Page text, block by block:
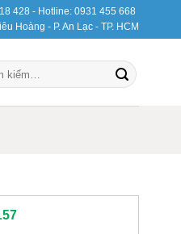
428 - Hotline: 0931 455 668
Hoàng - P. An Lạc - TP. HCM